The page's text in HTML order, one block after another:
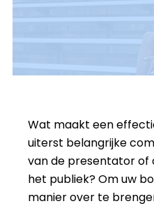
Wat maakt een
uiterst belangrijke
van de presentator of
het publiek? Om uw
manier over te